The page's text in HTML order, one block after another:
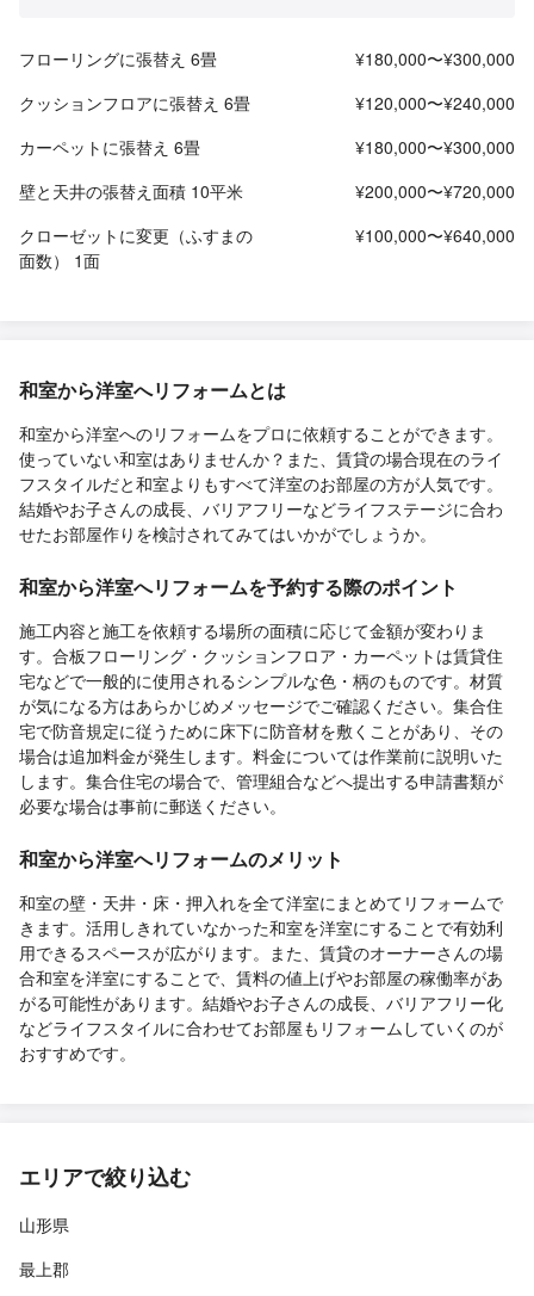
フローリングに張替え 6畳
¥180,000〜¥300,000
クッションフロアに張替え 6畳
¥120,000〜¥240,000
カーペットに張替え 6畳
¥180,000〜¥300,000
壁と天井の張替え面積 10平米
¥200,000〜¥720,000
クローゼットに変更（ふすまの
面数） 1面
¥100,000〜¥640,000
和室から洋室へリフォームとは
和室から洋室へのリフォームをプロに依頼することができます。
使っていない和室はありませんか？また、賃貸の場合現在のライ
フスタイルだと和室よりもすべて洋室のお部屋の方が人気です。
結婚やお子さんの成長、バリアフリーなどライフステージに合わ
せたお部屋作りを検討されてみてはいかがでしょうか。
和室から洋室へリフォームを予約する際のポイント
施工内容と施工を依頼する場所の面積に応じて金額が変わりま
す。合板フローリング・クッションフロア・カーペットは賃貸住
宅などで一般的に使用されるシンプルな色・柄のものです。材質
が気になる方はあらかじめメッセージでご確認ください。集合住
宅で防音規定に従うために床下に防音材を敷くことがあり、その
場合は追加料金が発生します。料金については作業前に説明いた
します。集合住宅の場合で、管理組合などへ提出する申請書類が
必要な場合は事前に郵送ください。
和室から洋室へリフォームのメリット
和室の壁・天井・床・押入れを全て洋室にまとめてリフォームで
きます。活用しきれていなかった和室を洋室にすることで有効利
用できるスペースが広がります。また、賃貸のオーナーさんの場
合和室を洋室にすることで、賃料の値上げやお部屋の稼働率があ
がる可能性があります。結婚やお子さんの成長、バリアフリー化
などライフスタイルに合わせてお部屋もリフォームしていくのが
おすすめです。
エリアで絞り込む
山形県
最上郡